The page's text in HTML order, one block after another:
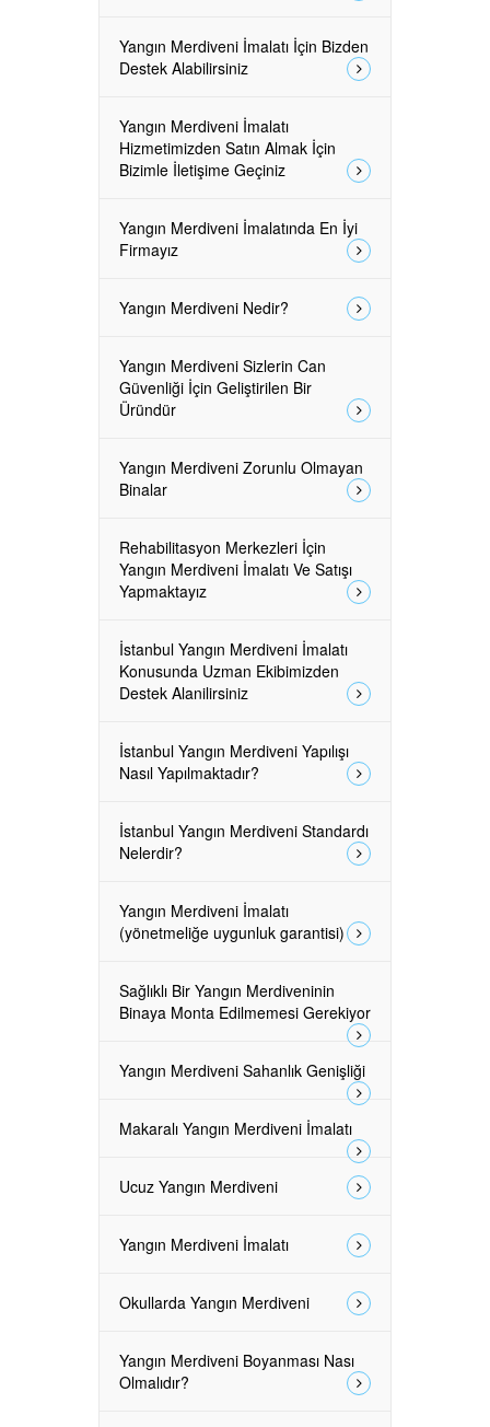
Yangın Merdiveni İmalatı İçin Bizden
Destek Alabilirsiniz
Yangın Merdiveni İmalatı
Hizmetimizden Satın Almak İçin
Bizimle İletişime Geçiniz
Yangın Merdiveni İmalatında En İyi
Firmayız
Yangın Merdiveni Nedir?
Yangın Merdiveni Sizlerin Can
Güvenliği İçin Geliştirilen Bir
Üründür
Yangın Merdiveni Zorunlu Olmayan
Binalar
Rehabilitasyon Merkezleri İçin
Yangın Merdiveni İmalatı Ve Satışı
Yapmaktayız
İstanbul Yangın Merdiveni İmalatı
Konusunda Uzman Ekibimizden
Destek Alanilirsiniz
İstanbul Yangın Merdiveni Yapılışı
Nasıl Yapılmaktadır?
İstanbul Yangın Merdiveni Standardı
Nelerdir?
Yangın Merdiveni İmalatı
(yönetmeliğe uygunluk garantisi)
Sağlıklı Bir Yangın Merdiveninin
Binaya Monta Edilmemesi Gerekiyor
Yangın Merdiveni Sahanlık Genişliği
Makaralı Yangın Merdiveni İmalatı
Ucuz Yangın Merdiveni
Yangın Merdiveni İmalatı
Okullarda Yangın Merdiveni
Yangın Merdiveni Boyanması Nası
Olmalıdır?